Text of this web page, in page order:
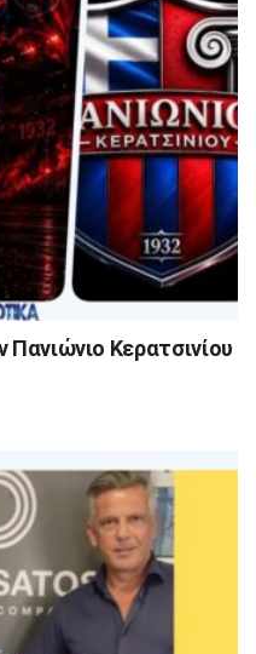
Κερατσινίου